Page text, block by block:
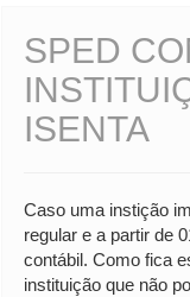
SPED
ISENTA
Caso uma instição
regular e a partir de
contábil. Como fica
instituição que não